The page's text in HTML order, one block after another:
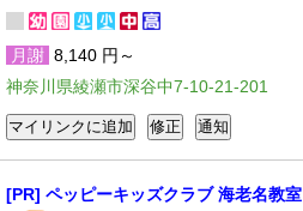
月謝 8,140 円～
神奈川県綾瀬市深谷中7-10-21-201
[PR] ペッピーキッズクラブ 海老名教室